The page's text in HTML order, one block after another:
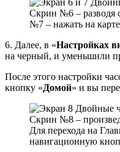
Скрин №6 – разводя
№7 – нажать на
6. Далее, в «Настройках
на черный, и уменьшили
После этого настройки
кнопку «Домой» и вы
Скрин №8 –
Для перехода на
навигационную